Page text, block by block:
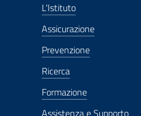
L'Istituto
Assicurazione
Prevenzione
Ricerca
Formazione